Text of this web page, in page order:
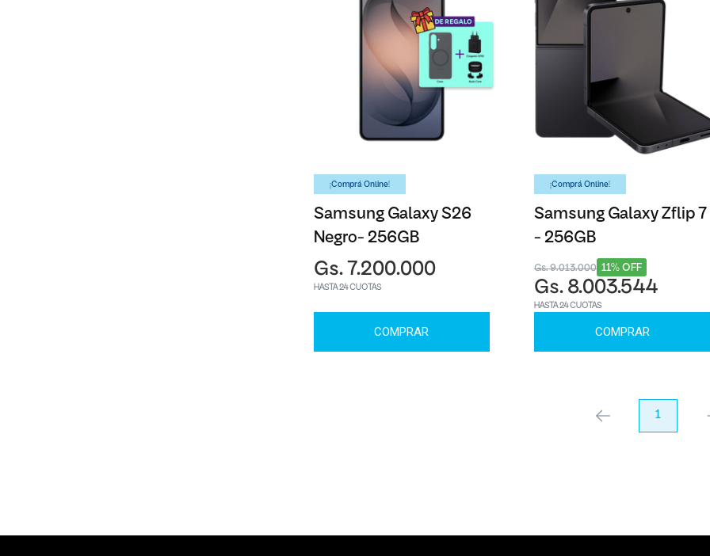
¡Comprá Online!
Samsung Galaxy S26
Negro- 256GB
Gs. 7.200.000
HASTA 24 CUOTAS
COMPRAR
¡Comprá Online!
Samsung Galaxy Zflip 7
- 256GB
11% OFF
Gs. 9.013.000
Gs. 8.003.544
HASTA 24 CUOTAS
COMPRAR
anterior 1